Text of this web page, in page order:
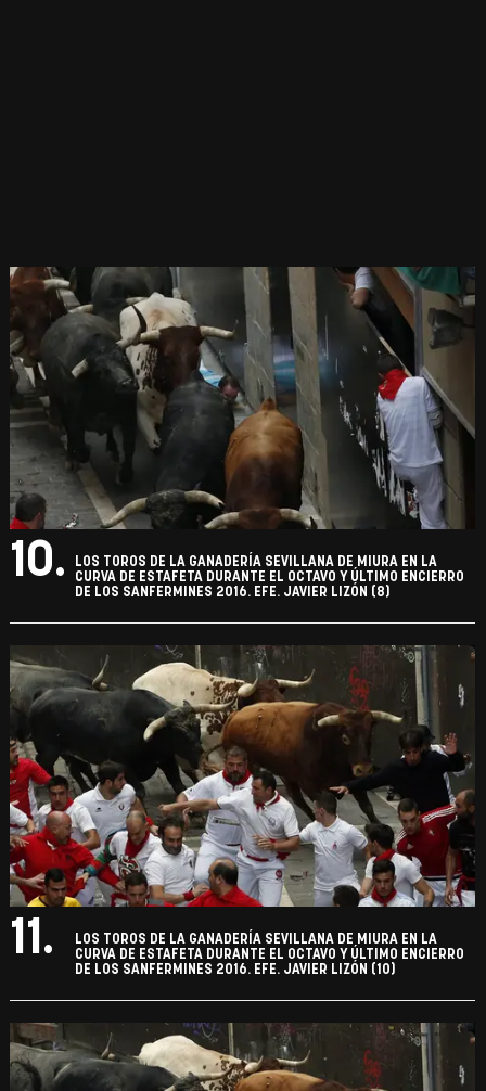
10.
LOS TOROS DE LA GANADERÍA SEVILLANA DE MIURA EN LA
CURVA DE ESTAFETA DURANTE EL OCTAVO Y ÚLTIMO ENCIERRO
DE LOS SANFERMINES 2016. EFE. JAVIER LIZÓN (8)
11.
LOS TOROS DE LA GANADERÍA SEVILLANA DE MIURA EN LA
CURVA DE ESTAFETA DURANTE EL OCTAVO Y ÚLTIMO ENCIERRO
DE LOS SANFERMINES 2016. EFE. JAVIER LIZÓN (10)